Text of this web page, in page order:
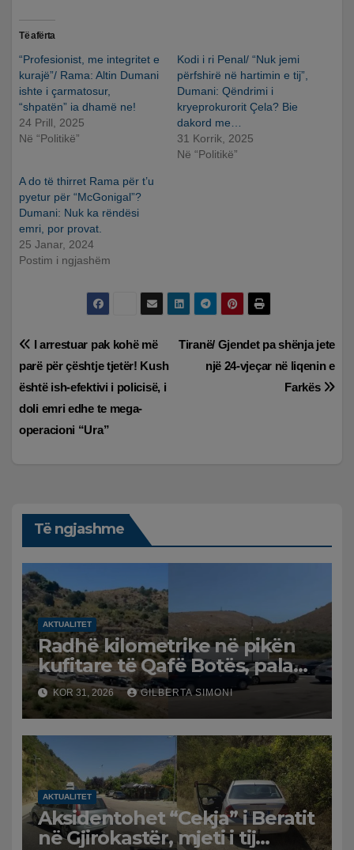
Të afërta
“Profesionist, me integritet e
kurajë”/ Rama: Altin Dumani
ishte i çarmatosur,
“shpatën” ia dhamë ne!
24 Prill, 2025
Në “Politikë”
Kodi i ri Penal/ “Nuk jemi
përfshirë në hartimin e tij”,
Dumani: Qëndrimi i
kryeprokurorit Çela? Bie
dakord me…
31 Korrik, 2025
Në “Politikë”
A do të thirret Rama për t’u
pyetur për “McGonigal”?
Dumani: Nuk ka rëndësi
emri, por provat.
25 Janar, 2024
Postim i ngjashëm
Lëvizje
te
postimet
Tiranë/ Gjendet pa shënja jete
një 24-vjeçar në liqenin e
Farkës
I arrestuar pak kohë më
parë për çështje tjetër! Kush
është ish-efektivi i policisë, i
doli emri edhe te mega-
operacioni “Ura”
Të ngjashme
AKTUALITET
Radhë kilometrike në pikën
kufitare të Qafë Botës, pala
greke raporton defekt në
sistem, qytetarët mbeten të
bllokuar
KOR 31, 2026 GILBERTA SIMONI
AKTUALITET
Aksidentohet “Cekja” i Beratit
në Gjirokastër, mjeti i tij